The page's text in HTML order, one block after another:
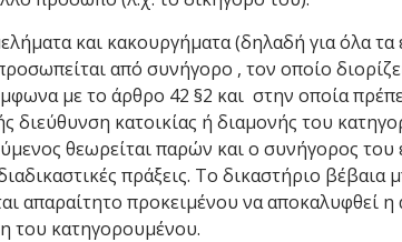
και κακουργήματα (δηλαδή για όλα τα
από συνήγορο , τον οποίο
με το άρθρο 42 §2 και στην οποία
διεύθυνση κατοικίας ή διαμονής του
θεωρείται παρών και ο συνήγορος του
πράξεις. Το δικαστήριο βέβαια
απαραίτητο προκειμένου να αποκαλυφθεί η
του κατηγορουμένου.